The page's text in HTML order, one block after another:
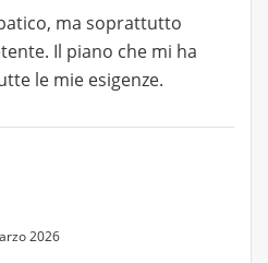
ma soprattutto
Il piano che mi ha
le mie esigenze.
2026